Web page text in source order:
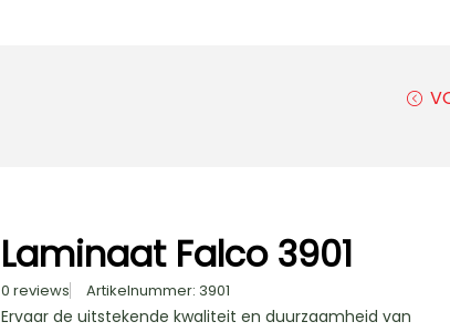
Laminaat Falco 3901
0 reviews Artikelnummer: 3901
Ervaar de uitstekende kwaliteit en duurzaamheid van